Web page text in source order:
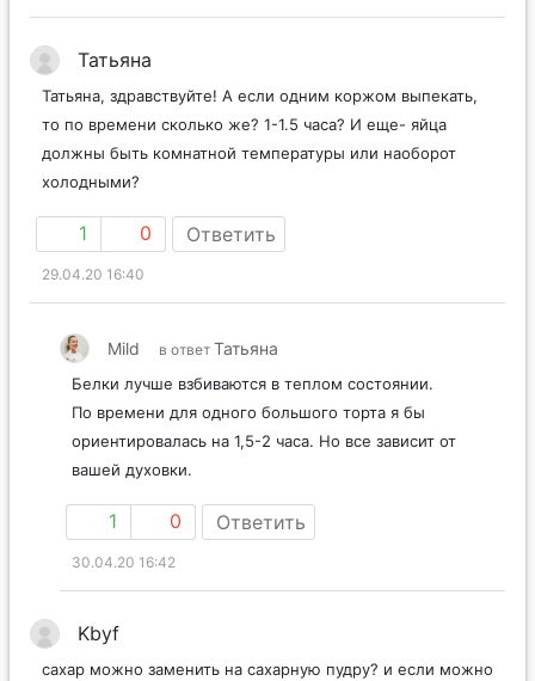
Татьяна
Татьяна, здравствуйте! А если одним коржом выпекать,
то по времени сколько же? 1-1.5 часа? И еще- яйца
должны быть комнатной температуры или наоборот
холодными?
1 0 Ответить
29.04.20 16:40
Mild в ответ Татьяна
Белки лучше взбиваются в теплом состоянии.
По времени для одного большого торта я бы
ориентировалась на 1,5-2 часа. Но все зависит от
вашей духовки.
1 0 Ответить
30.04.20 16:42
Kbyf
сахар можно заменить на сахарную пудру? и если можно